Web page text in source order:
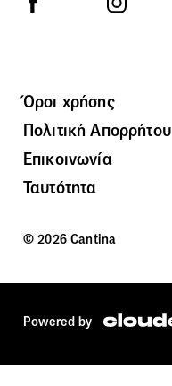
Όροι χρήσης
Πολιτική Απορρήτου
Επικοινωνία
Ταυτότητα
© 2026 Cantina
Powered by